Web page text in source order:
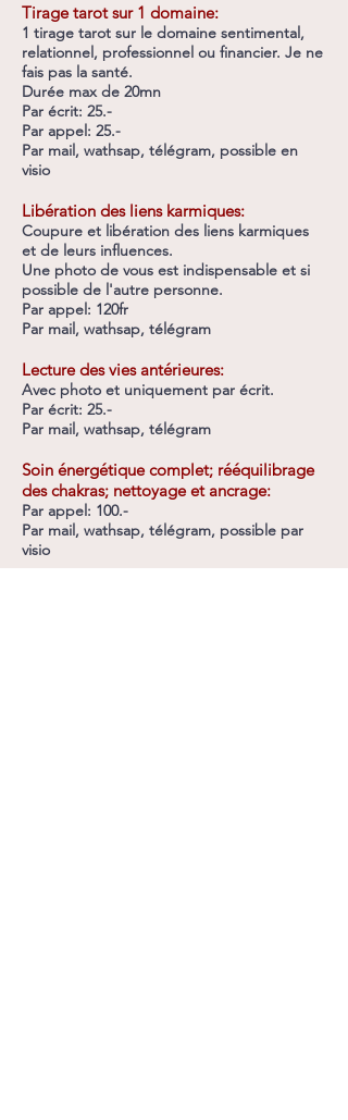
Tirage tarot sur 1 domaine:
1 tirage tarot sur le domaine sentimental,
relationnel, professionnel ou financier. Je ne
fais pas la santé.
Durée max de 20mn
Par écrit: 25.-
Par appel: 25.-
Par mail, wathsap, télégram, possible en
visio
Libération des liens karmiques:
Coupure et libération des liens karmiques
et de leurs influences.
Une photo de vous est indispensable et si
possible de l'autre personne.
Par appel: 120fr
Par mail, wathsap, télégram
Lecture des vies antérieures:
Avec photo et uniquement par écrit.
Par écrit: 25.-
Par mail, wathsap, télégram
Soin énergétique complet; rééquilibrage
des chakras; nettoyage et ancrage:
Par appel: 100.-
Par mail, wathsap, télégram, possible par
visio